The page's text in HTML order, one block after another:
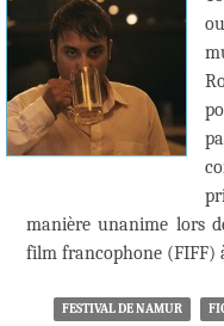
manière unanime lors
film francophone (FIFF)
FESTIVAL DE NAMUR